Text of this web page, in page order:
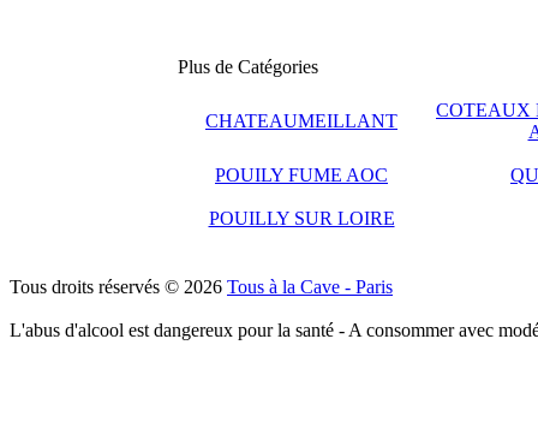
Plus de Catégories
CHATEAUMEILLANT
COTEAUX
POUILY FUME AOC
POUILLY SUR LOIRE
Tous droits réservés © 2026 Tous à la Cave - Paris
L'abus d'alcool est dangereux pour la santé - A consommer avec